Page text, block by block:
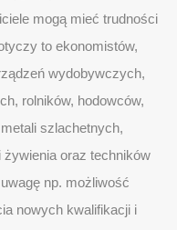
mogą mieć trudności
to ekonomistów,
wydobywczych,
rolników, hodowców,
szlachetnych,
oraz techników
np. możliwość
nowych kwalifikacji i